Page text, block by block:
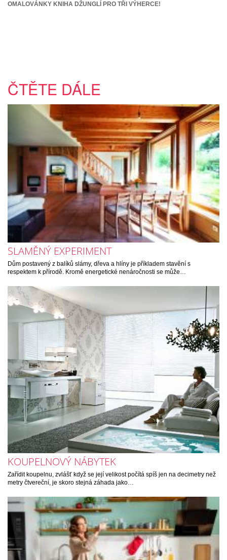
OMALOVÁNKY KNIHA DŽUNGLÍ PRO TŘI VÝHERCE!
ČTĚTE DÁLE
SLAMĚNÝ EXPERIMENT
Dům postavený z balíků slámy, dřeva a hlíny je příkladem stavění s
respektem k přírodě. Kromě energetické nenáročnosti se může…
KOUPELNOVÝ NÁBYTEK
Zařídit koupelnu, zvlášť když se její velikost počítá spíš jen na decimetry než
metry čtvereční, je skoro stejná záhada jako…